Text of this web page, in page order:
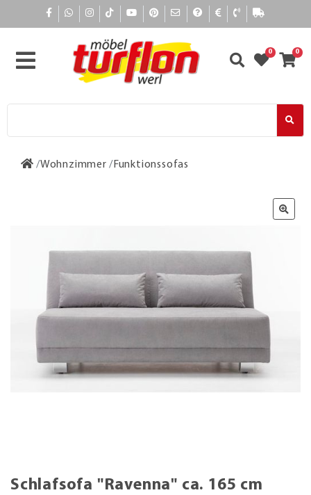
0 0
Wohnzimmer Funktionssofas
Schlafsofa "Ravenna" ca. 165 cm